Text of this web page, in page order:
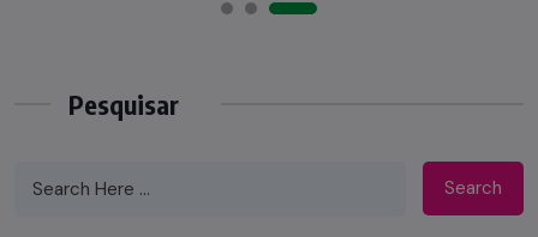
Pesquisar
Search